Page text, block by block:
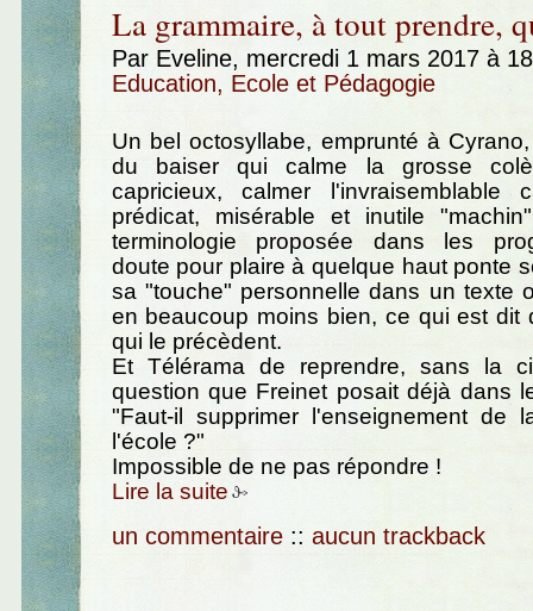
La grammaire, à tout prendre,
Par Eveline, mercredi 1 mars 2017 à
Education, Ecole et Pédagogie
Un bel octosyllabe, emprunté à
du baiser qui calme la grosse
capricieux, calmer l'invraisemblable
prédicat, misérable et inutile
terminologie proposée dans les
doute pour plaire à quelque haut ponte
sa "touche" personnelle dans un texte
en beaucoup moins bien, ce qui est dit
qui le précèdent.
Et Télérama de reprendre, sans la
question que Freinet posait déjà dans
"Faut-il supprimer l'enseignement de
l'école ?"
Impossible de ne pas répondre !
Lire la suite
un commentaire :: aucun trackback